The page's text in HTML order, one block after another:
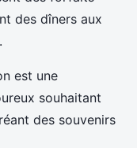
des dîners aux
est une
souhaitant
des souvenirs